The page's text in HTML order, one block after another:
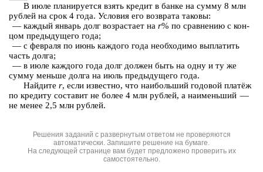
В июле пла­ни­ру­ет­ся взять кре­дит в банке на сумму 8 млн
руб­лей на срок 4 года. Усло­вия его воз­вра­та та­ко­вы:
— каж­дый ян­варь долг воз­рас­та­ет на r% по срав­не­нию с кон­
цом преды­ду­ще­го года;
— с фев­ра­ля по июнь каж­до­го года не­об­хо­ди­мо вы­пла­тить
часть долга;
— в июле каж­до­го года долг дол­жен быть на одну и ту же
сумму мень­ше долга на июль преды­ду­ще­го года.
Най­ди­те r, если из­вест­но, что наи­боль­ший го­до­вой платёж
по кре­ди­ту со­ста­вит не более 4 млн руб­лей, а наи­мень­ший —
не менее 2,5 млн руб­лей.
Решения заданий с развернутым ответом не проверяются
автоматически. Запишите решение на бумаге.
На следующей странице вам будет предложено проверить их
самостоятельно.